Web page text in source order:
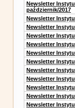
Newsletter
październik/2017
Newsletter
Newsletter
Newsletter
Newsletter
Newsletter
Newsletter
Newsletter
Newsletter
Newsletter
Newsletter
Newsletter